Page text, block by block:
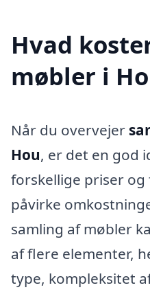
Hvad
møbler i
Når du overvejer
Hou, er det en god
forskellige priser
påvirke
samling af møbler
af flere elementer,
type, kompleksitet